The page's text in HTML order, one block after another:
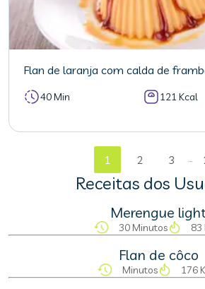
Flan de laranja com calda de
40 Min 121 Kcal
1 2 3 ...
Receitas dos
Merengue
30 Minutos 83
Flan de côco
Minutos 176